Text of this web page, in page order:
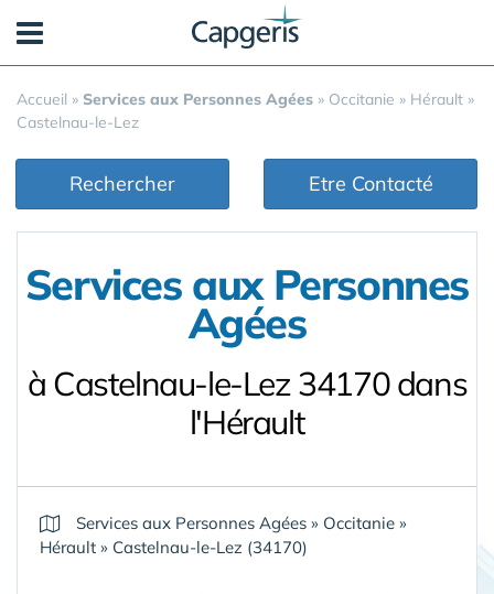
Accueil » Services aux Personnes Agées » Occitanie » Hérault »
Castelnau-le-Lez
Rechercher Etre Contacté
Services aux Personnes
Agées
à Castelnau-le-Lez 34170 dans
l'Hérault
Services aux Personnes Agées » Occitanie »
Hérault » Castelnau-le-Lez (34170)